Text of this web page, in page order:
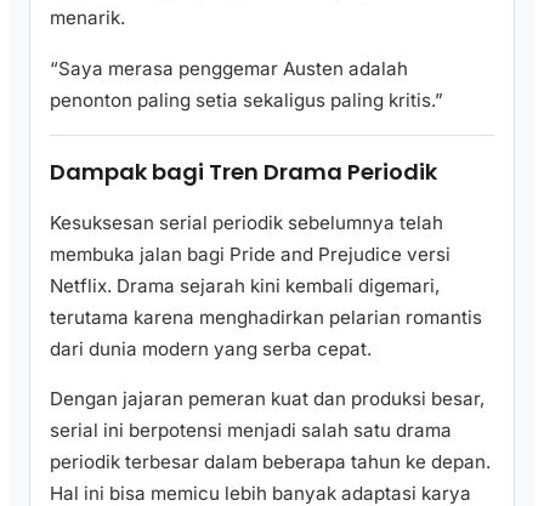
menarik.
“Saya merasa penggemar Austen adalah
penonton paling setia sekaligus paling kritis.”
Dampak bagi Tren Drama Periodik
Kesuksesan serial periodik sebelumnya telah
membuka jalan bagi Pride and Prejudice versi
Netflix. Drama sejarah kini kembali digemari,
terutama karena menghadirkan pelarian romantis
dari dunia modern yang serba cepat.
Dengan jajaran pemeran kuat dan produksi besar,
serial ini berpotensi menjadi salah satu drama
periodik terbesar dalam beberapa tahun ke depan.
Hal ini bisa memicu lebih banyak adaptasi karya